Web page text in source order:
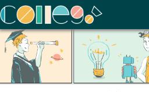
ColleGo! 大學選才與高中育才輔助系統